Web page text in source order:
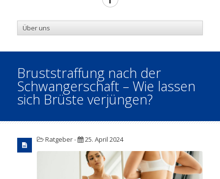
Bruststraffung nach der
Schwangerschaft – Wie lassen
sich Brüste verjüngen?
Ratgeber- 25. April 2024